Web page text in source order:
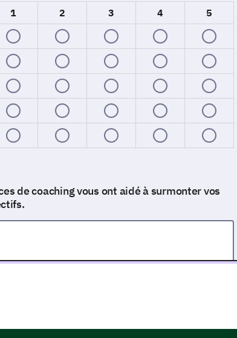
1 2 3 4
5
de coaching vous ont aidé à surmonter vos